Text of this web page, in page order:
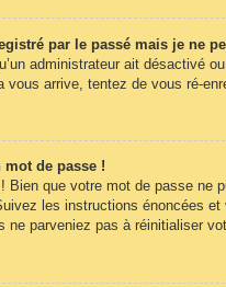
par le passé mais je ne
administrateur ait désactivé
vous arrive, tentez de vous ré-
mot de passe !
Bien que votre mot de passe ne
les instructions énoncées
ne parveniez pas à réinitialiser